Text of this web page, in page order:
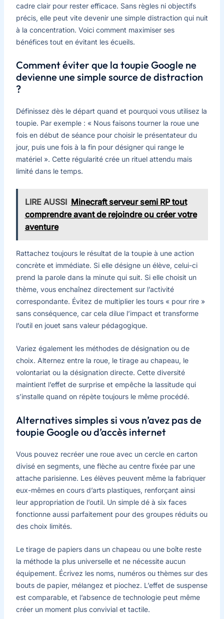
cadre clair pour rester efficace. Sans règles ni objectifs
précis, elle peut vite devenir une simple distraction qui nuit
à la concentration. Voici comment maximiser ses
bénéfices tout en évitant les écueils.
Comment éviter que la toupie Google ne
devienne une simple source de distraction
?
Définissez dès le départ quand et pourquoi vous utilisez la
toupie. Par exemple : « Nous faisons tourner la roue une
fois en début de séance pour choisir le présentateur du
jour, puis une fois à la fin pour désigner qui range le
matériel ». Cette régularité crée un rituel attendu mais
limité dans le temps.
LIRE AUSSI Minecraft serveur semi RP tout
comprendre avant de rejoindre ou créer votre
aventure
Rattachez toujours le résultat de la toupie à une action
concrète et immédiate. Si elle désigne un élève, celui-ci
prend la parole dans la minute qui suit. Si elle choisit un
thème, vous enchaînez directement sur l’activité
correspondante. Évitez de multiplier les tours « pour rire »
sans conséquence, car cela dilue l’impact et transforme
l’outil en jouet sans valeur pédagogique.
Variez également les méthodes de désignation ou de
choix. Alternez entre la roue, le tirage au chapeau, le
volontariat ou la désignation directe. Cette diversité
maintient l’effet de surprise et empêche la lassitude qui
s’installe quand on répète toujours le même procédé.
Alternatives simples si vous n’avez pas de
toupie Google ou d’accès internet
Vous pouvez recréer une roue avec un cercle en carton
divisé en segments, une flèche au centre fixée par une
attache parisienne. Les élèves peuvent même la fabriquer
eux-mêmes en cours d’arts plastiques, renforçant ainsi
leur appropriation de l’outil. Un simple dé à six faces
fonctionne aussi parfaitement pour des groupes réduits ou
des choix limités.
Le tirage de papiers dans un chapeau ou une boîte reste
la méthode la plus universelle et ne nécessite aucun
équipement. Écrivez les noms, numéros ou thèmes sur des
bouts de papier, mélangez et piochez. L’effet de suspense
est comparable, et l’absence de technologie peut même
créer un moment plus convivial et tactile.